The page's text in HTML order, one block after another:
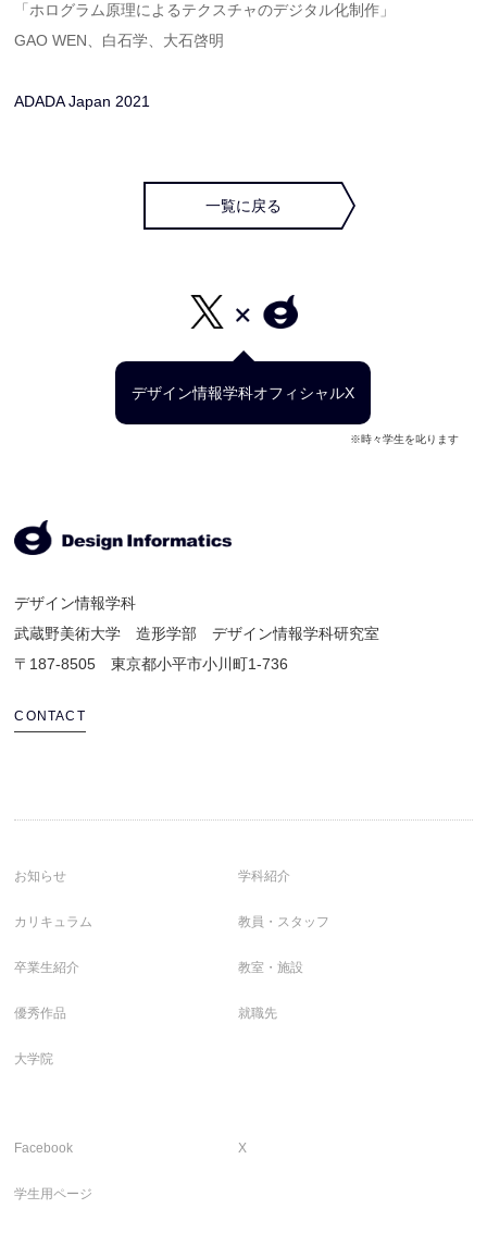
「ホログラム原理によるテクスチャのデジタル化制作」
GAO WEN、白石学、大石啓明
ADADA Japan 2021
一覧に戻る
デザイン情報学科オフィシャルX
※時々学生を叱ります
デザイン情報学科
武蔵野美術大学 造形学部 デザイン情報学科研究室
〒187-8505 東京都小平市小川町1-736
CONTACT
お知らせ 学科紹介
カリキュラム 教員・スタッフ
卒業生紹介 教室・施設
優秀作品 就職先
大学院
Facebook X
学生用ページ